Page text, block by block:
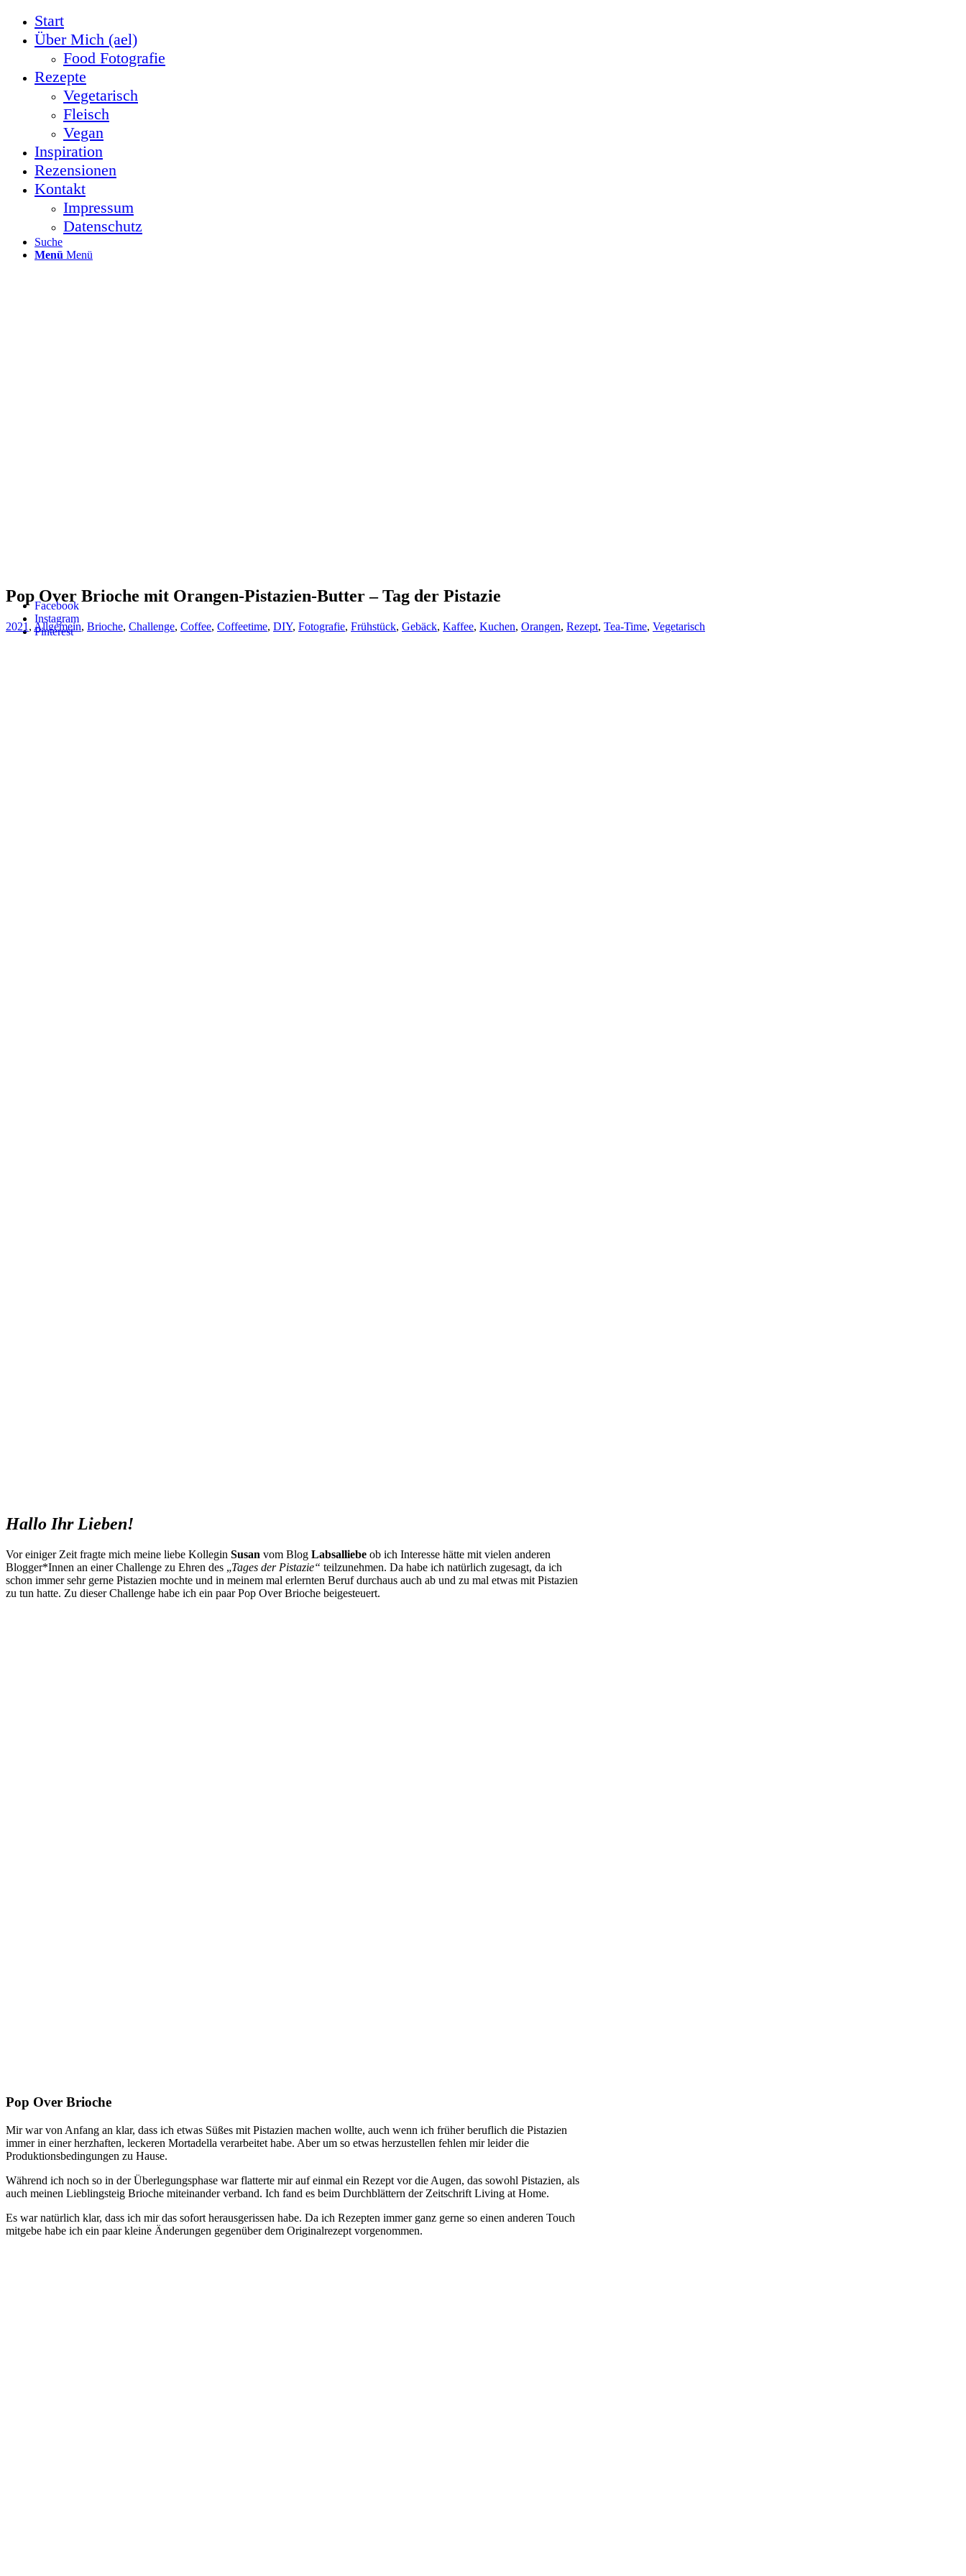
Start
Über Mich (ael)
Food Fotografie
Rezepte
Vegetarisch
Fleisch
Vegan
Inspiration
Rezensionen
Kontakt
Impressum
Datenschutz
Suche
Menü Menü
Facebook
Instagram
Pinterest
Pop Over Brioche mit Orangen-Pistazien-Butter – Tag der Pistazie
2021 , Allgemein, Brioche, Challenge, Coffee, Coffeetime, DIY, Fotografie, Frühstück, Gebäck, Kaffee, Kuchen, Orangen, Rezept, Tea-Time, Vegetarisch
Hallo Ihr Lieben!
Vor einiger Zeit fragte mich meine liebe Kollegin Susan vom Blog Labsalliebe ob ich Interesse hätte mit vielen anderen
Blogger*Innen an einer Challenge zu Ehren des „Tages der Pistazie“ teilzunehmen. Da habe ich natürlich zugesagt, da ich
schon immer sehr gerne Pistazien mochte und in meinem mal erlernten Beruf durchaus auch ab und zu mal etwas mit Pistazien
zu tun hatte. Zu dieser Challenge habe ich ein paar Pop Over Brioche beigesteuert.
Pop Over Brioche
Mir war von Anfang an klar, dass ich etwas Süßes mit Pistazien machen wollte, auch wenn ich früher beruflich die Pistazien
immer in einer herzhaften, leckeren Mortadella verarbeitet habe. Aber um so etwas herzustellen fehlen mir leider die
Produktionsbedingungen zu Hause.
Während ich noch so in der Überlegungsphase war flatterte mir auf einmal ein Rezept vor die Augen, das sowohl Pistazien, als
auch meinen Lieblingsteig Brioche miteinander verband. Ich fand es beim Durchblättern der Zeitschrift Living at Home.
Es war natürlich klar, dass ich mir das sofort herausgerissen habe. Da ich Rezepten immer ganz gerne so einen anderen Touch
mitgebe habe ich ein paar kleine Änderungen gegenüber dem Originalrezept vorgenommen.